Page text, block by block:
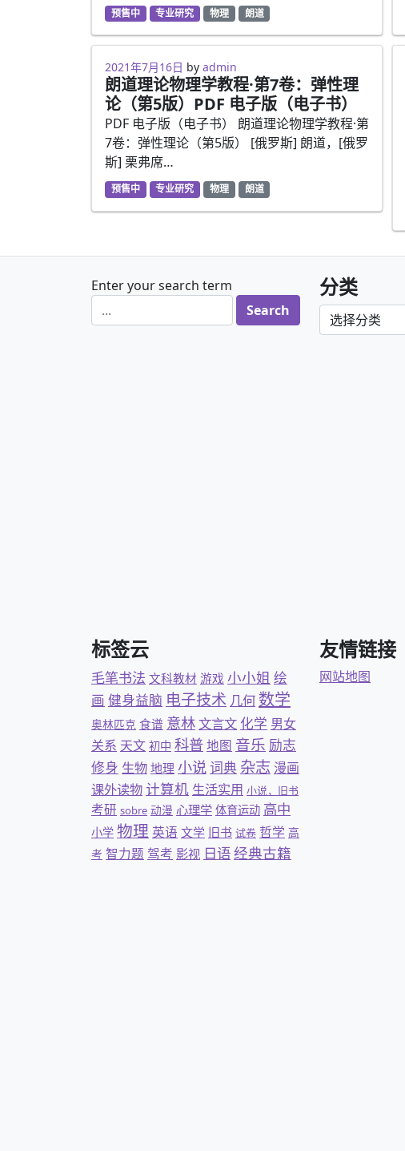
预售中 专业研究 物理 朗道
2021年7月16日
2021年7月16日 by admin
朗道理论物理学教程·第7卷：弹性理
论（第5版）PDF 电子版（电子书）
PDF 电子版（电子书） 朗道理论物理学教程·第
7卷：弹性理论（第5版） [俄罗斯] 朗道，[俄罗
斯] 栗弗席…
预售中 专业研究 物理 朗道
Enter your search term 分类
分类
标签云
毛笔书法 文科教材 游戏 小小姐 绘
画 健身益脑 电子技术 几何 数学
奥林匹克 食谱 意林文言文 化学 男女
关系 天文 初中 科普地图 音乐 励志
修身 生物 地理 小说词典 杂志 漫画
课外读物计算机 生活实用 小说，旧书
考研 sobre 动漫 心理学 体育运动 高中
小学 物理 英语 文学 旧书 试卷 哲学 高
考 智力题 驾考 影视 日语经典古籍
友情链接
网站地图